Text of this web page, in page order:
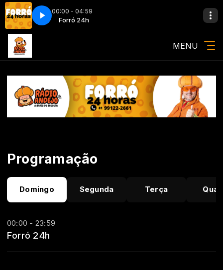
00:00 - 04:59
24h Forró 24h
o Forró - Eliezer Setton_128k ELIEZER SETTON Eu Sou o Forró -
MENU
Programação
Domingo Segunda Terça
00:00 - 23:59
Forró 24h